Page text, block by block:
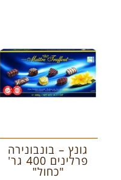
גונץ – בונבונירה
פרלינים 400 גר'
"כחול"